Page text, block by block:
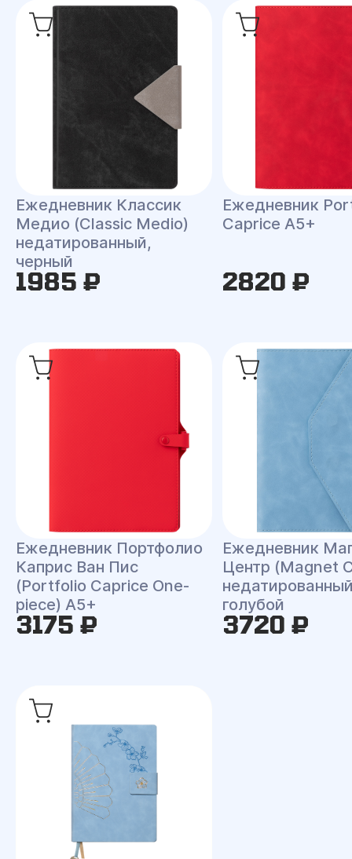
Ежедневник Классик
Медио (Classic Medio)
недатированный,
черный
1985 ₽
Ежедневник
Caprice A5+
2820 ₽
Ежедневник Портфолио
Каприс Ван Пис
(Portfolio Caprice One-
piece) A5+
3175 ₽
Ежедневник
Центр (Magnet
голубой
3720 ₽